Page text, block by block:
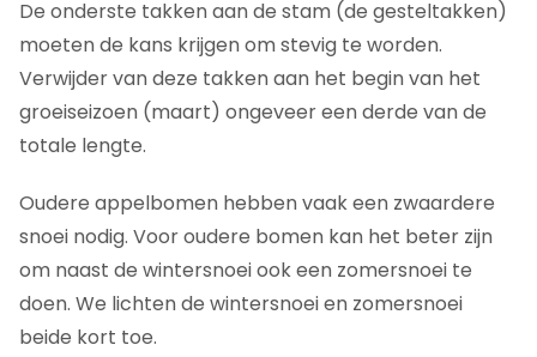
De onderste takken aan de stam (de gesteltakken)
moeten de kans krijgen om stevig te worden.
Verwijder van deze takken aan het begin van het
groeiseizoen (maart) ongeveer een derde van de
totale lengte.
Oudere appelbomen hebben vaak een zwaardere
snoei nodig. Voor oudere bomen kan het beter zijn
om naast de wintersnoei ook een zomersnoei te
doen. We lichten de wintersnoei en zomersnoei
beide kort toe.